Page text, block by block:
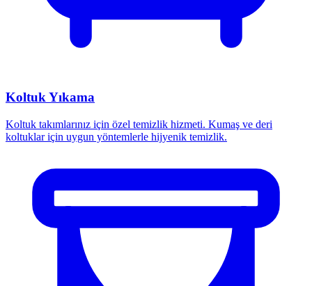
Koltuk Yıkama
Koltuk takımlarınız için özel temizlik hizmeti. Kumaş ve deri
koltuklar için uygun yöntemlerle hijyenik temizlik.